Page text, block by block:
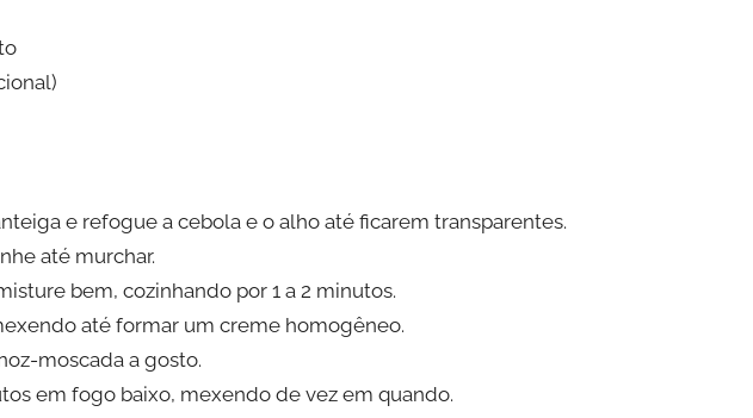
e refogue a cebola e o alho até ficarem transparentes.
até murchar.
bem, cozinhando por 1 a 2 minutos.
até formar um creme homogêneo.
moscada a gosto.
em fogo baixo, mexendo de vez em quando.